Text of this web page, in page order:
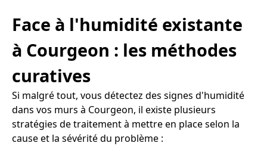
Face à l'humidité existante
à Courgeon : les méthodes
curatives
Si malgré tout, vous détectez des signes d'humidité
dans vos murs à Courgeon, il existe plusieurs
stratégies de traitement à mettre en place selon la
cause et la sévérité du problème :